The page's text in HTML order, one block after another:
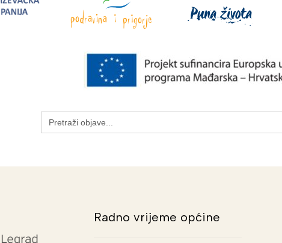
Search
for:
Radno vrijeme općine